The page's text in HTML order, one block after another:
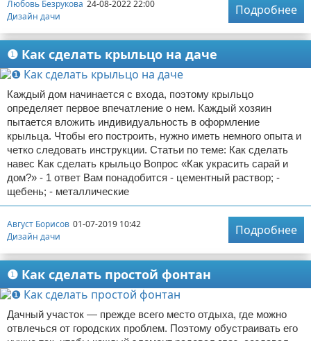
Любовь Безрукова 24-08-2022 22:00
Дизайн дачи
Подробнее
❶ Как сделать крыльцо на даче
Каждый дом начинается с входа, поэтому крыльцо
определяет первое впечатление о нем. Каждый хозяин
пытается вложить индивидуальность в оформление
крыльца. Чтобы его построить, нужно иметь немного опыта и
четко следовать инструкции. Статьи по теме: Как сделать
навес Как сделать крыльцо Вопрос «Как украсить сарай и
дом?» - 1 ответ Вам понадобится - цементный раствор; -
щебень; - металлические
Август Борисов 01-07-2019 10:42
Дизайн дачи
Подробнее
❶ Как сделать простой фонтан
Дачный участок — прежде всего место отдыха, где можно
отвлечься от городских проблем. Поэтому обустраивать его